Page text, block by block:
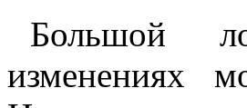
Большой
изменениях